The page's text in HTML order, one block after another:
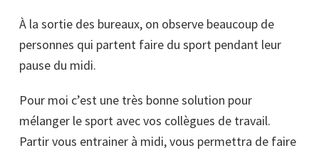
À la sortie des bureaux, on observe beaucoup de
personnes qui partent faire du sport pendant leur
pause du midi.
Pour moi c’est une très bonne solution pour
mélanger le sport avec vos collègues de travail.
Partir vous entrainer à midi, vous permettra de faire